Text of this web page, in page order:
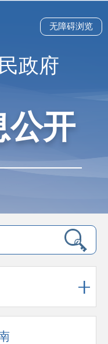
政府
公开
无障碍浏览